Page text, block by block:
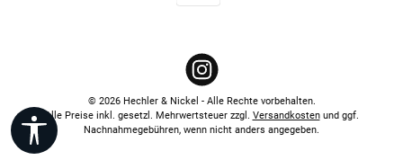
Instagram
© 2026 Hechler & Nickel - Alle Rechte vorbehalten.
Alle Preise inkl. gesetzl. Mehrwertsteuer zzgl. Versandkostenund ggf.
Nachnahmegebühren, wenn nicht anders angegeben.
Werkzeugleiste anzeigen